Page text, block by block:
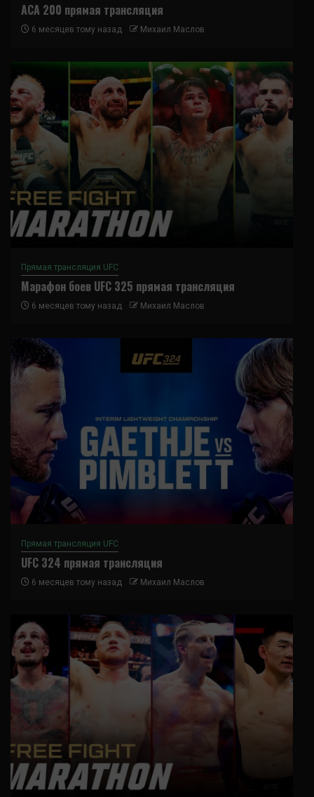
ACA 200 прямая трансляция
6 месяцев тому назад Михаил Маслов
Прямая трансляция UFC
Марафон боев UFC 325 прямая трансляция
6 месяцев тому назад Михаил Маслов
Прямая трансляция UFC
UFC 324 прямая трансляция
6 месяцев тому назад Михаил Маслов